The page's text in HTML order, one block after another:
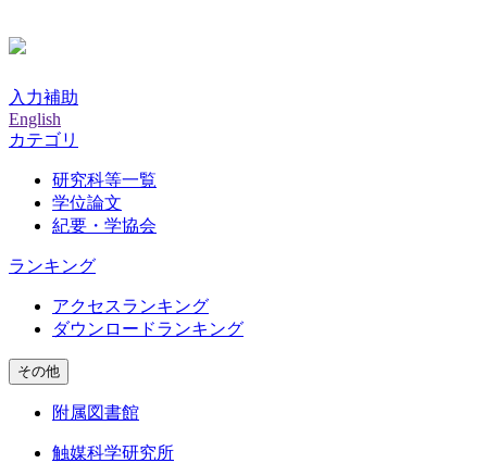
入力補助
English
カテゴリ
研究科等一覧
学位論文
紀要・学協会
ランキング
アクセスランキング
ダウンロードランキング
その他
附属図書館
触媒科学研究所